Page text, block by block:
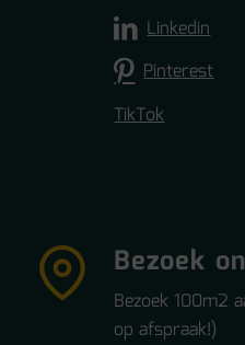
Linkedin
Pinterest
TikTok
Bezoek
Bezoek 100m2
op afspraak!)